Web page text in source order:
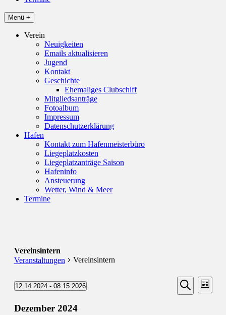
Menü +
Verein
Neuigkeiten
Emails aktualisieren
Jugend
Kontakt
Geschichte
Ehemaliges Clubschiff
Mitgliedsanträge
Fotoalbum
Impressum
Datenschutzerklärung
Hafen
Kontakt zum Hafenmeisterbüro
Liegeplatzkosten
Liegeplatzanträge Saison
Hafeninfo
Ansteuerung
Wetter, Wind & Meer
Termine
Vereinsintern
Veranstaltungen
Vereinsintern
Veranstaltungen
Suche
Suche
Liste
12.14.2024 - 08.15.2026
wählen.
Dezember 2024